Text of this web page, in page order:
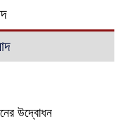
উদ্বোধন